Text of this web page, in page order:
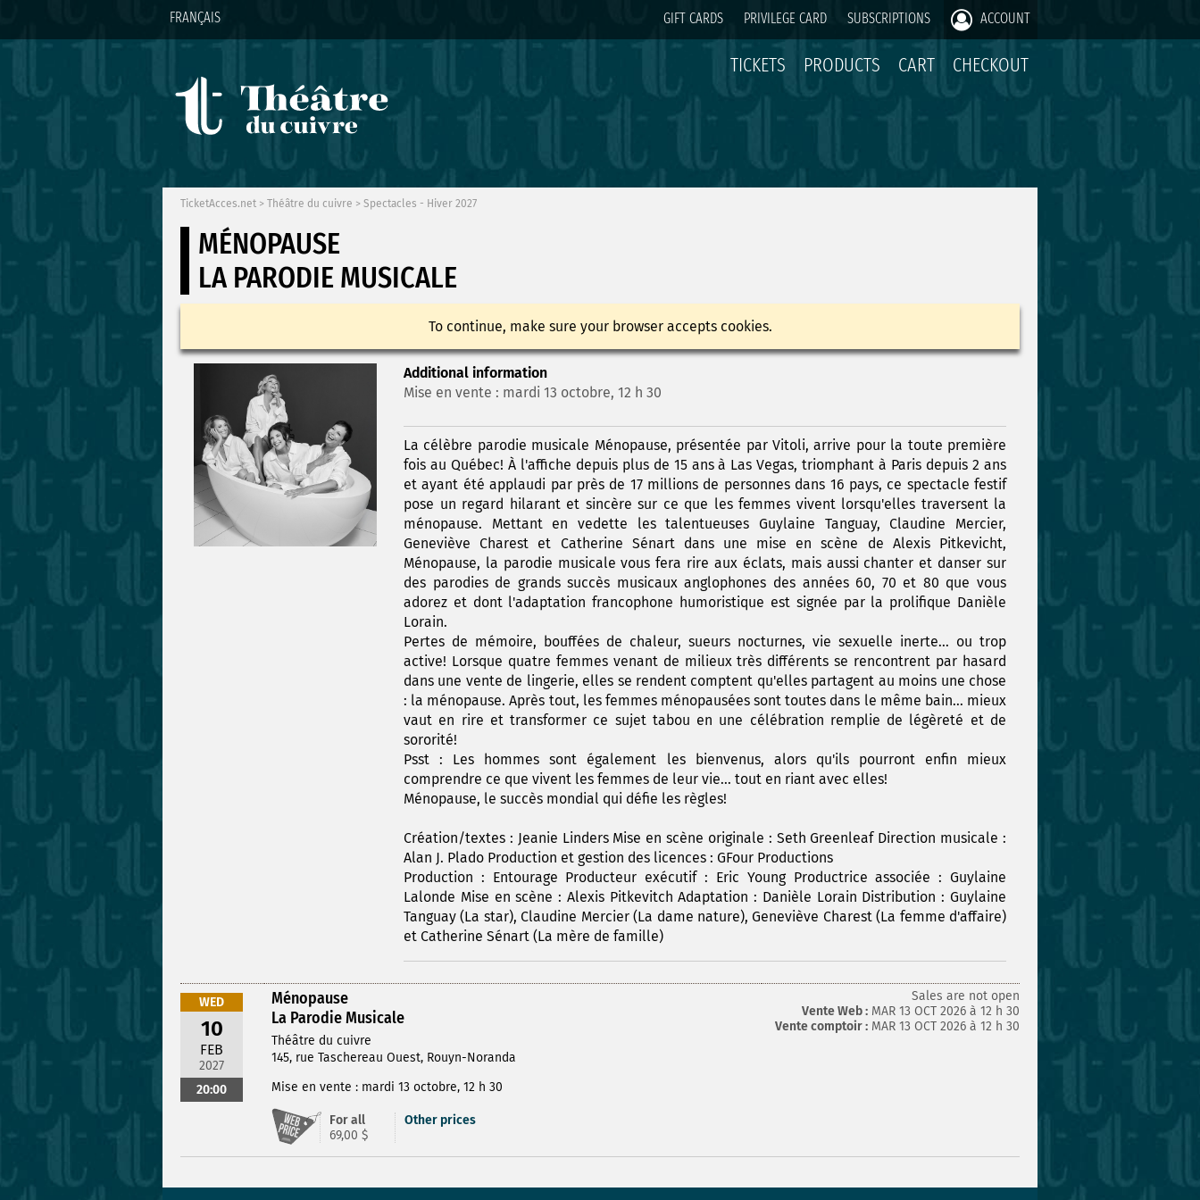
FRANÇAIS GIFT CARDS PRIVILEGE CARD SUBSCRIPTIONS ACCOUNT
TICKETS PRODUCTS CART CHECKOUT
TicketAcces.net > Théâtre du cuivre > Spectacles - Hiver 2027
MÉNOPAUSE
LA PARODIE MUSICALE
To continue, make sure your browser accepts cookies.
Additional information
Mise en vente : mardi 13 octobre, 12 h 30
La célèbre parodie musicale Ménopause, présentée par Vitoli, arrive pour la toute première
fois au Québec! À l'affiche depuis plus de 15 ans à Las Vegas, triomphant à Paris depuis 2 ans
et ayant été applaudi par près de 17 millions de personnes dans 16 pays, ce spectacle festif
pose un regard hilarant et sincère sur ce que les femmes vivent lorsqu'elles traversent la
ménopause. Mettant en vedette les talentueuses Guylaine Tanguay, Claudine Mercier,
Geneviève Charest et Catherine Sénart dans une mise en scène de Alexis Pitkevicht,
Ménopause, la parodie musicale vous fera rire aux éclats, mais aussi chanter et danser sur
des parodies de grands succès musicaux anglophones des années 60, 70 et 80 que vous
adorez et dont l'adaptation francophone humoristique est signée par la prolifique Danièle
Lorain.
Pertes de mémoire, bouffées de chaleur, sueurs nocturnes, vie sexuelle inerte... ou trop
active! Lorsque quatre femmes venant de milieux très différents se rencontrent par hasard
dans une vente de lingerie, elles se rendent comptent qu'elles partagent au moins une chose
: la ménopause. Après tout, les femmes ménopausées sont toutes dans le même bain... mieux
vaut en rire et transformer ce sujet tabou en une célébration remplie de légèreté et de
sororité!
Psst : Les hommes sont également les bienvenus, alors qu'ils pourront enfin mieux
comprendre ce que vivent les femmes de leur vie... tout en riant avec elles!
Ménopause, le succès mondial qui défie les règles!
Création/textes : Jeanie Linders Mise en scène originale : Seth Greenleaf Direction musicale :
Alan J. Plado Production et gestion des licences : GFour Productions
Production : Entourage Producteur exécutif : Eric Young Productrice associée : Guylaine
Lalonde Mise en scène : Alexis Pitkevitch Adaptation : Danièle Lorain Distribution : Guylaine
Tanguay (La star), Claudine Mercier (La dame nature), Geneviève Charest (La femme d'affaire)
et Catherine Sénart (La mère de famille)
WED
10
FEB
2027
20:00
Ménopause
La Parodie Musicale
Théâtre du cuivre
145, rue Taschereau Ouest, Rouyn-Noranda
Mise en vente : mardi 13 octobre, 12 h 30
For all
69,00 $
Other prices
Sales are not open
Vente Web : MAR 13 OCT 2026 à 12 h 30
Vente comptoir : MAR 13 OCT 2026 à 12 h 30